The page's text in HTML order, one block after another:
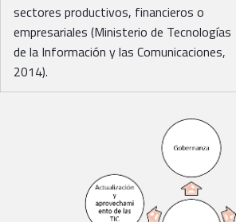
sectores productivos, financieros o
empresariales (Ministerio de Tecnologías
de la Información y las Comunicaciones,
2014).